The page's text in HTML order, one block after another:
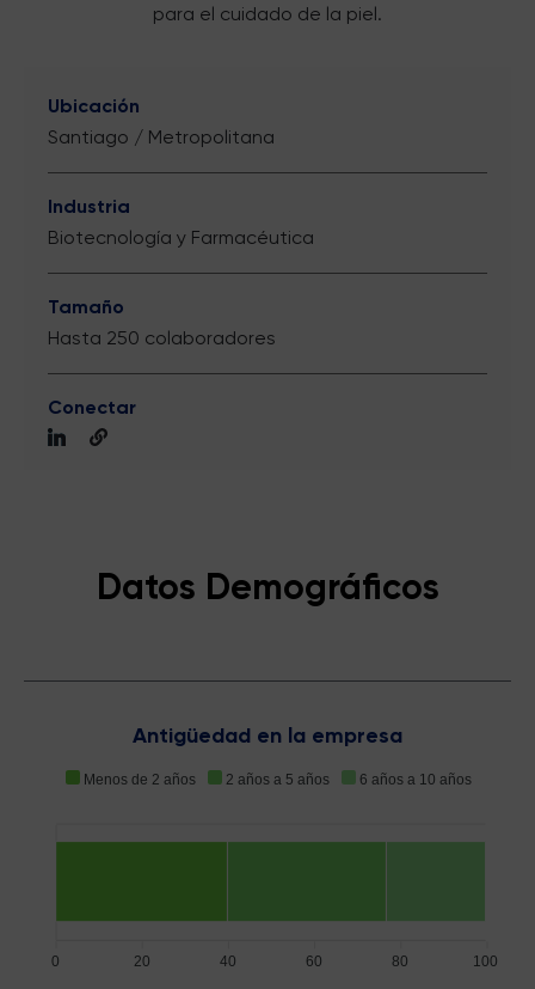
para el cuidado de la piel.
Ubicación
Santiago / Metropolitana
Industria
Biotecnología y Farmacéutica
Tamaño
Hasta 250 colaboradores
Conectar
Datos Demográficos
Antigüedad en la empresa
Menos de 2 años 2 años a 5 años 6 años a 10 años
100
80
60
40
20
0